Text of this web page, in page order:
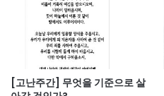
[고난주간] 무엇을 기준으로 살